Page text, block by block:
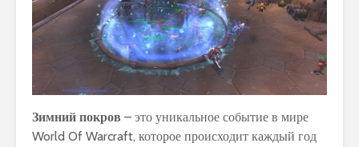
Зимний покров – это уникальное событие в мире
World Of Warcraft, которое происходит каждый год